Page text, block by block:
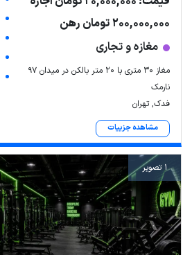
200,000,000 تومان رهن
مغازه و تجاری
مغاز 30 متری با 20 متر بالکن در میدان 97
نارمک
فدک, تهران
مشاهده جزییات
1 تصویر